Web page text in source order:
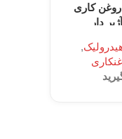
کاری
دار
,